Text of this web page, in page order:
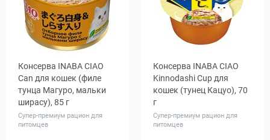
Консерва INABA CIAO
Сan для кошек (филе
тунца Магуро, мальки
ширасу), 85 г
Супер-премиум рацион для
питомцев
Консерва INABA CIAO
Kinnodashi Cup для
кошек (тунец Кацуо), 70
г
Супер-премиум рацион для
питомцев